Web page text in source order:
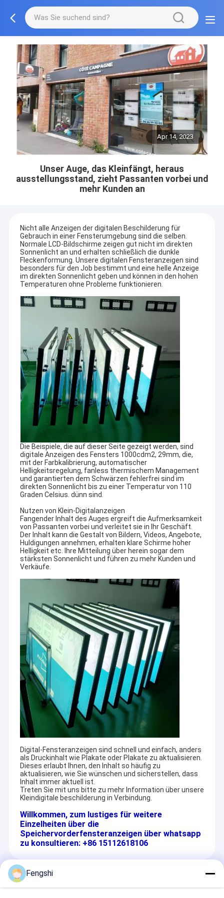
Apr 14, 2023
Unser Auge, das Kleinfängt, heraus
ausstellungsstand, zieht Passanten vorbei und
mehr Kunden an
Nicht alle Anzeigen der digitalen Beschilderung für
Gebrauch in einer Fensterumgebung sind die selben.
Normale LCD-Bildschirme zeigen gut nicht im direkten
Sonnenlicht an und erhalten schließlich die dunkle
Fleckenformung. Unsere digitalen Fensteranzeigen sind
besonders für den Job bestimmt und eine helle Anzeige
im direkten Sonnenlicht geben und können in den hohen
Temperaturen ohne Probleme funktionieren.
Die Beispiele, die auf dieser Seite gezeigt werden, sind
digitale Anzeigen des Fensters 1000cdm2, 29mm, die,
mit der Farbkalibrierung, automatischer
Helligkeitsregelung, fanless thermischem Management
und garantierten dem Schwärzen fehlerfrei sind im
direkten Sonnenlicht bis zu einer Temperatur von 110
Graden Celsius. dünn sind.
Nutzen von Klein-Digitalanzeigen
Fangender Inhalt des Auges ergreift die Aufmerksamkeit
von Passanten vorbei und verleitet sie in Ihr Geschäft.
Der Inhalt kann die Gestalt von Bildern, Videos, Angebote,
Huldigungen annehmen, erhalten klare Schirme hoher
Helligkeit etc. Ihre Mitteilung über herein sogar dem
stärksten Sonnenlicht und führen zu mehr Kunden und
Verkäufe.
Digital-Fensteranzeigen sind schnell und einfach, anders
als Druckinhalt wie Plakate oder Plakate zu aktualisieren.
Dieses erlaubt Ihnen, den Inhalt so häufig zu
aktualisieren, wie Sie wünschen und sicherstellen, dass
Inhalt immer aktuell ist.
Treten Sie mit uns bitte zu mehr Information über unsere
Kleindigitale beschilderung in Verbindung.
Willkommen, zum lustiges für weitere
Einzelheiten über die
Speichervorderfensteranzeigen über whatsapp
zu konsultieren: +86 15112618106
Empfohlene Produkte
Fengshi